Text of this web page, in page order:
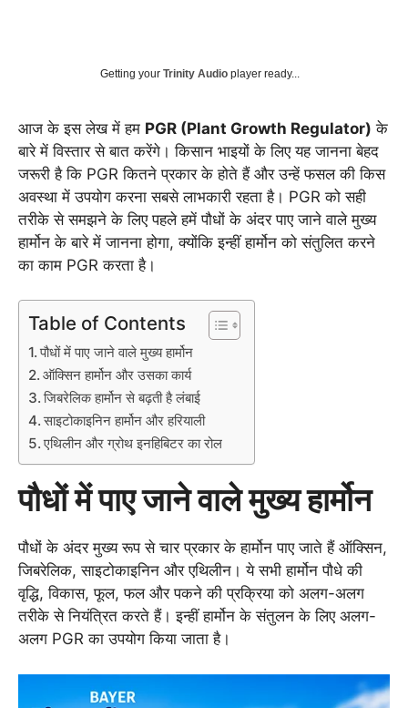
Getting your Trinity Audio player ready...
आज के इस लेख में हम PGR (Plant Growth Regulator) के
बारे में विस्तार से बात करेंगे। किसान भाइयों के लिए यह जानना बेहद
जरूरी है कि PGR कितने प्रकार के होते हैं और उन्हें फसल की किस
अवस्था में उपयोग करना सबसे लाभकारी रहता है। PGR को सही
तरीके से समझने के लिए पहले हमें पौधों के अंदर पाए जाने वाले मुख्य
हार्मोन के बारे में जानना होगा, क्योंकि इन्हीं हार्मोन को संतुलित करने
का काम PGR करता है।
Table of Contents
पौधों में पाए जाने वाले मुख्य हार्मोन
ऑक्सिन हार्मोन और उसका कार्य
जिबरेलिक हार्मोन से बढ़ती है लंबाई
साइटोकाइनिन हार्मोन और हरियाली
एथिलीन और ग्रोथ इनहिबिटर का रोल
पौधों में पाए जाने वाले मुख्य हार्मोन
पौधों के अंदर मुख्य रूप से चार प्रकार के हार्मोन पाए जाते हैं ऑक्सिन,
जिबरेलिक, साइटोकाइनिन और एथिलीन। ये सभी हार्मोन पौधे की
वृद्धि, विकास, फूल, फल और पकने की प्रक्रिया को अलग-अलग
तरीके से नियंत्रित करते हैं। इन्हीं हार्मोन के संतुलन के लिए अलग-
अलग PGR का उपयोग किया जाता है।